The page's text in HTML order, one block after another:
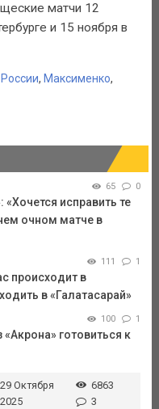
матчи 12
и 15 ноября в
, Максименко,
65 0
исправить те
очном матче в
111 1
происходит в
в «Галатасарай»
100 1
готовиться к
29 Октября
2025
6863
3